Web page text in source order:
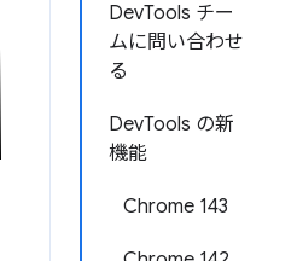
DevTools チー
ムに問い合わせ
る
DevTools の新
機能
Chrome 143